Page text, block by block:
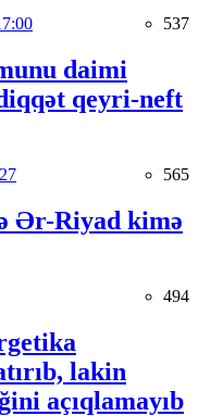
537
daimi
qeyri-neft
565
Ər-Riyad kimə
494
lakin
açıqlamayıb